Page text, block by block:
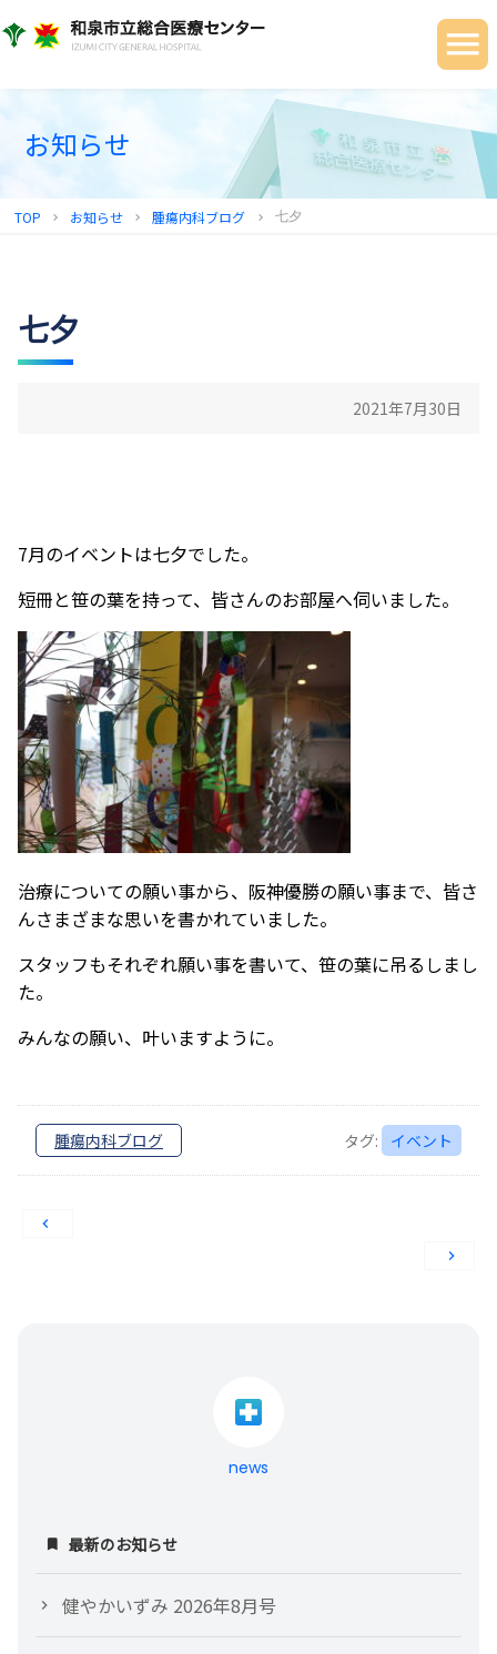
地域連携センター
お知らせ
TOP chevron_right お知らせ chevron_right 腫瘍内科ブログ chevron_right 七夕
七夕
2021年7月30日
7月のイベントは七夕でした。
短冊と笹の葉を持って、皆さんのお部屋へ伺いました。
治療についての願い事から、阪神優勝の願い事まで、皆さ
んさまざまな思いを書かれていました。
スタッフもそれぞれ願い事を書いて、笹の葉に吊るしまし
た。
みんなの願い、叶いますように。
腫瘍内科ブログ タグ: イベント
投
ョ
ン
news
最新のお知らせ
健やかいずみ 2026年8月号